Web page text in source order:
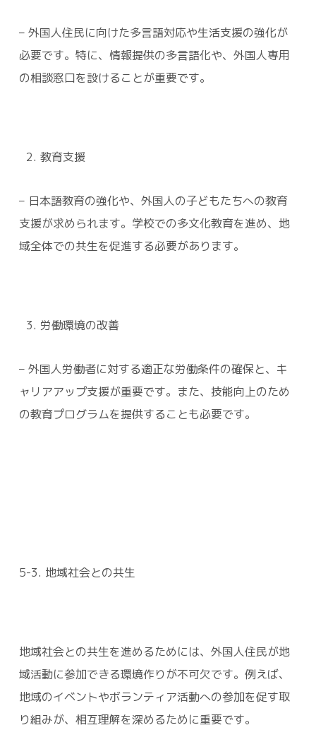
– 外国人住民に向けた多言語対応や生活支援の強化が
必要です。特に、情報提供の多言語化や、外国人専用
の相談窓口を設けることが重要です。
教育支援
– 日本語教育の強化や、外国人の子どもたちへの教育
支援が求められます。学校での多文化教育を進め、地
域全体での共生を促進する必要があります。
労働環境の改善
– 外国人労働者に対する適正な労働条件の確保と、キ
ャリアアップ支援が重要です。また、技能向上のため
の教育プログラムを提供することも必要です。
5-3. 地域社会との共生
地域社会との共生を進めるためには、外国人住民が地
域活動に参加できる環境作りが不可欠です。例えば、
地域のイベントやボランティア活動への参加を促す取
り組みが、相互理解を深めるために重要です。